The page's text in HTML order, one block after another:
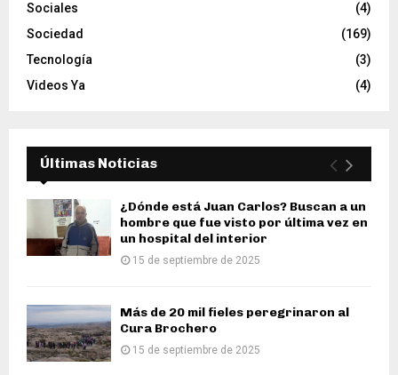
Sociales
(4)
Sociedad
(169)
Tecnología
(3)
Videos Ya
(4)
Últimas Noticias
¿Dónde está Juan Carlos? Buscan a un
hombre que fue visto por última vez en
un hospital del interior
15 de septiembre de 2025
Más de 20 mil fieles peregrinaron al
Cura Brochero
15 de septiembre de 2025